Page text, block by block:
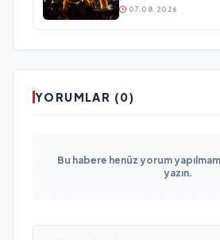
07.08.2026
YORUMLAR (0)
Bu habere henüz yorum
yazın.